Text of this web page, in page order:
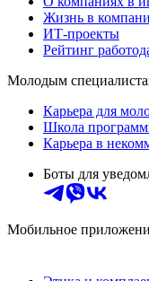
Жизнь в
ИТ-проекты
Рейтинг
Молодым
Карьера для
Школа
Карьера в
Боты для
Мобильное